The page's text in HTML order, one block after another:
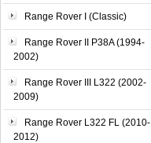
Range Rover I (Classic)
Range Rover II P38A (1994-
2002)
Range Rover III L322 (2002-
2009)
Range Rover L322 FL (2010-
2012)